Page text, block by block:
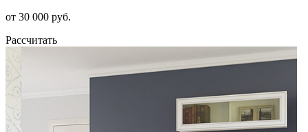
от 30 000 руб.
Рассчитать